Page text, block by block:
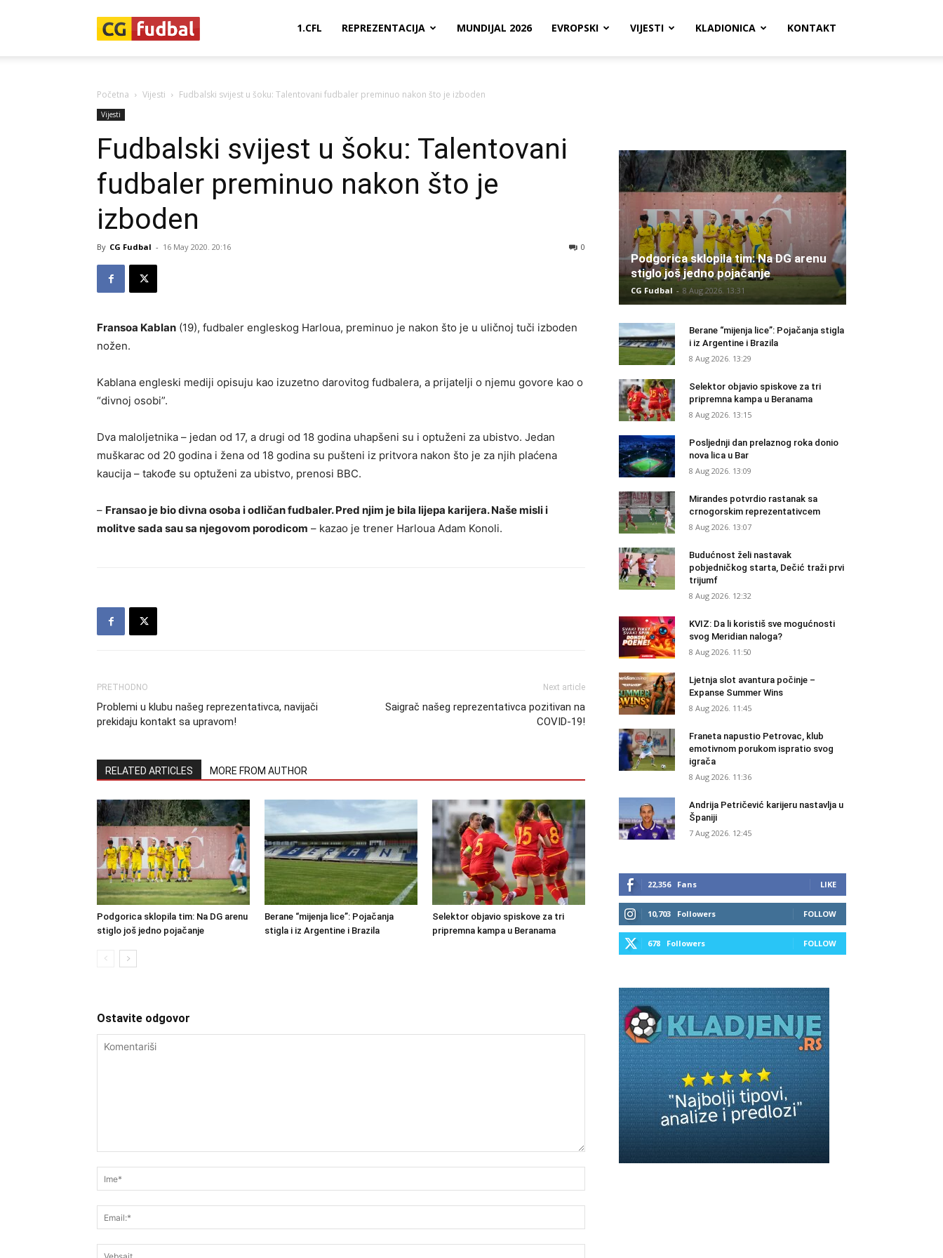
1.CFL REPREZENTACIJA MUNDIJAL 2026 EVROPSKI VIJESTI KLADIONICA KONTAKT
Početna Vijesti Fudbalski svijest u šoku: Talentovani fudbaler preminuo nakon što je izboden
Vijesti
Fudbalski svijest u šoku: Talentovani
fudbaler preminuo nakon što je
izboden
By CG Fudbal - 16 May 2020. 20:16 0
Fransoa Kablan (19), fudbaler engleskog Harloua, preminuo je nakon što je u uličnoj tuči izboden
nožen.
Kablana engleski mediji opisuju kao izuzetno darovitog fudbalera, a prijatelji o njemu govore kao o
“divnoj osobi”.
Dva maloljetnika – jedan od 17, a drugi od 18 godina uhapšeni su i optuženi za ubistvo. Jedan
muškarac od 20 godina i žena od 18 godina su pušteni iz pritvora nakon što je za njih plaćena
kaucija – takođe su optuženi za ubistvo, prenosi BBC.
– Fransao je bio divna osoba i odličan fudbaler. Pred njim je bila lijepa karijera. Naše misli i
molitve sada sau sa njegovom porodicom – kazao je trener Harloua Adam Konoli.
PRETHODNO
Problemi u klubu našeg reprezentativca, navijači
prekidaju kontakt sa upravom!
Next article
Saigrač našeg reprezentativca pozitivan na
COVID-19!
RELATED ARTICLES MORE FROM AUTHOR
Podgorica sklopila tim: Na DG arenu
stiglo još jedno pojačanje
Berane “mijenja lice”: Pojačanja
stigla i iz Argentine i Brazila
Selektor objavio spiskove za tri
pripremna kampa u Beranama
Ostavite odgovor
Podgorica sklopila tim: Na DG arenu
stiglo još jedno pojačanje
CG Fudbal - 8 Aug 2026. 13:31
Berane “mijenja lice”: Pojačanja stigla
i iz Argentine i Brazila
8 Aug 2026. 13:29
Selektor objavio spiskove za tri
pripremna kampa u Beranama
8 Aug 2026. 13:15
Posljednji dan prelaznog roka donio
nova lica u Bar
8 Aug 2026. 13:09
Mirandes potvrdio rastanak sa
crnogorskim reprezentativcem
8 Aug 2026. 13:07
Budućnost želi nastavak
pobjedničkog starta, Dečić traži prvi
trijumf
8 Aug 2026. 12:32
KVIZ: Da li koristiš sve mogućnosti
svog Meridian naloga?
8 Aug 2026. 11:50
Ljetnja slot avantura počinje –
Expanse Summer Wins
8 Aug 2026. 11:45
Franeta napustio Petrovac, klub
emotivnom porukom ispratio svog
igrača
8 Aug 2026. 11:36
Andrija Petričević karijeru nastavlja u
Španiji
7 Aug 2026. 12:45
22,356 Fans LIKE
10,703 Followers FOLLOW
678 Followers FOLLOW